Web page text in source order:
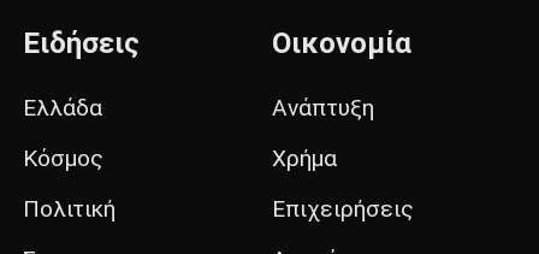
Ειδήσεις
Ελλάδα
Κόσμος
Πολιτική
Οικονομία
Ανάπτυξη
Χρήμα
Επιχειρήσεις